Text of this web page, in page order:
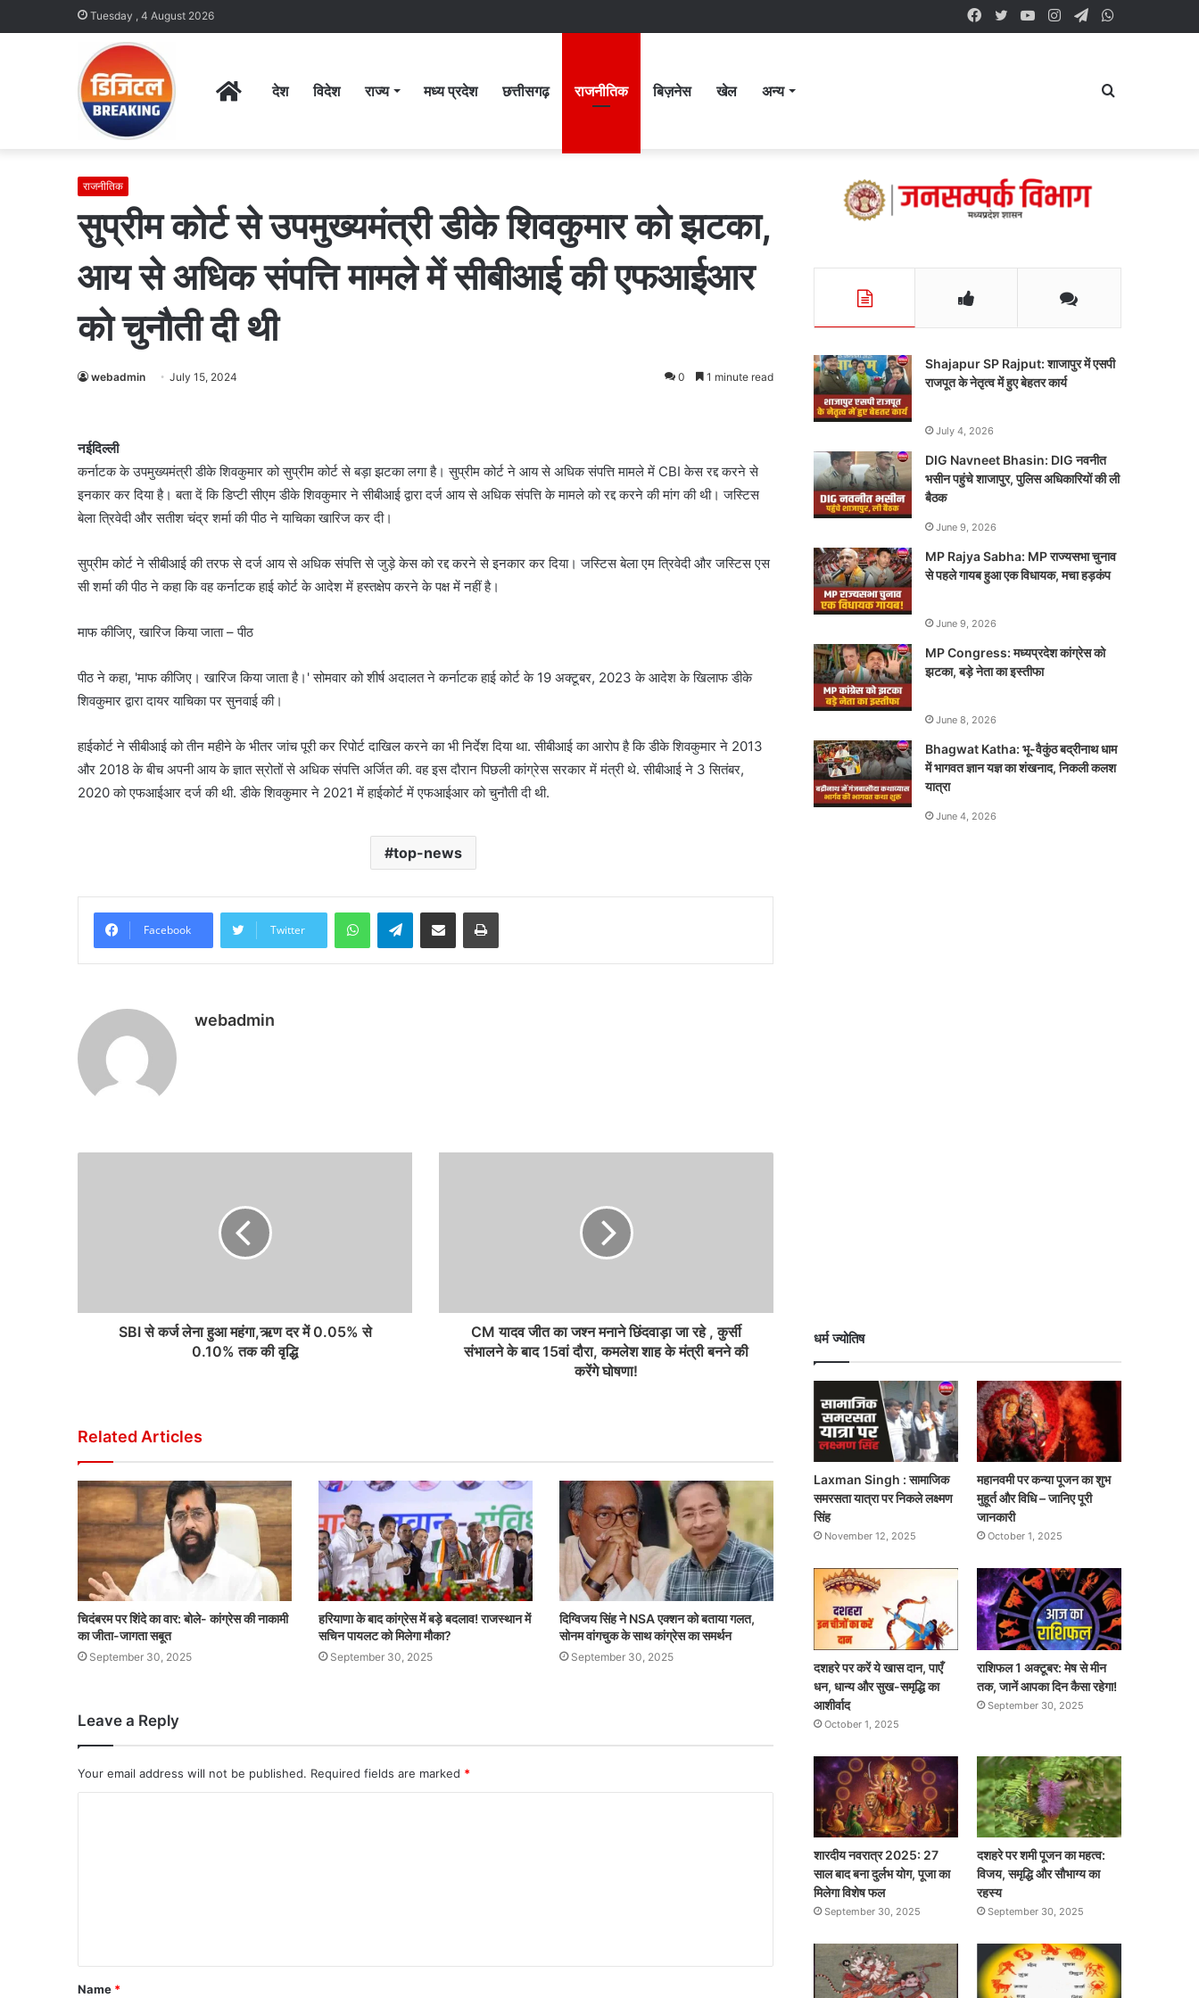
Tuesday , 4 August 2026 Telegram
Instagram
YouTube
Twitter
Facebook
Homeदेश विदेश राज्य मध्य प्रदेश छत्तीसगढ़ राजनीतिक बिज़नेस खेल अन्य Search
राजनीतिक
सुप्रीम कोर्ट से उपमुख्यमंत्री डीके शिवकुमार को झटका,
आय से अधिक संपत्ति मामले में सीबीआई की एफआईआर
को चुनौती दी थी
webadmin July 15, 2024 0 1 minute read
नईदिल्ली
कर्नाटक के उपमुख्यमंत्री डीके शिवकुमार को सुप्रीम कोर्ट से बड़ा झटका लगा है। सुप्रीम कोर्ट ने आय से अधिक संपत्ति मामले में CBI केस रद्द करने से
इनकार कर दिया है। बता दें कि डिप्टी सीएम डीके शिवकुमार ने सीबीआई द्वारा दर्ज आय से अधिक संपत्ति के मामले को रद्द करने की मांग की थी। जस्टिस
बेला त्रिवेदी और सतीश चंद्र शर्मा की पीठ ने याचिका खारिज कर दी।
सुप्रीम कोर्ट ने सीबीआई की तरफ से दर्ज आय से अधिक संपत्ति से जुड़े केस को रद्द करने से इनकार कर दिया। जस्टिस बेला एम त्रिवेदी और जस्टिस एस
सी शर्मा की पीठ ने कहा कि वह कर्नाटक हाई कोर्ट के आदेश में हस्तक्षेप करने के पक्ष में नहीं है।
माफ कीजिए, खारिज किया जाता – पीठ
पीठ ने कहा, 'माफ कीजिए। खारिज किया जाता है।' सोमवार को शीर्ष अदालत ने कर्नाटक हाई कोर्ट के 19 अक्टूबर, 2023 के आदेश के खिलाफ डीके
शिवकुमार द्वारा दायर याचिका पर सुनवाई की।
हाईकोर्ट ने सीबीआई को तीन महीने के भीतर जांच पूरी कर रिपोर्ट दाखिल करने का भी निर्देश दिया था. सीबीआई का आरोप है कि डीके शिवकुमार ने 2013
और 2018 के बीच अपनी आय के ज्ञात स्रोतों से अधिक संपत्ति अर्जित की. वह इस दौरान पिछली कांग्रेस सरकार में मंत्री थे. सीबीआई ने 3 सितंबर,
2020 को एफआईआर दर्ज की थी. डीके शिवकुमार ने 2021 में हाईकोर्ट में एफआईआर को चुनौती दी थी.
top-news
Facebook Twitter
WhatsAppTelegramShare via Email Print
webadmin
SBI से कर्ज लेना हुआ महंगा,ऋण दर में 0.05% से
0.10% तक की वृद्धि
CM यादव जीत का जश्न मनाने छिंदवाड़ा जा रहे , कुर्सी
संभालने के बाद 15वां दौरा, कमलेश शाह के मंत्री बनने की
करेंगे घोषणा!
Related Articles
चिदंबरम पर शिंदे का वार: बोले- कांग्रेस की नाकामी
का जीता-जागता सबूत
September 30, 2025
हरियाणा के बाद कांग्रेस में बड़े बदलाव! राजस्थान में
सचिन पायलट को मिलेगा मौका?
September 30, 2025
दिग्विजय सिंह ने NSA एक्शन को बताया गलत,
सोनम वांगचुक के साथ कांग्रेस का समर्थन
September 30, 2025
Leave a Reply
Your email address will not be published. Required fields are marked *
Name *
Shajapur SP Rajput: शाजापुर में एसपी
राजपूत के नेतृत्व में हुए बेहतर कार्य
July 4, 2026
DIG Navneet Bhasin: DIG नवनीत
भसीन पहुंचे शाजापुर, पुलिस अधिकारियों की ली
बैठक
June 9, 2026
MP Rajya Sabha: MP राज्यसभा चुनाव
से पहले गायब हुआ एक विधायक, मचा हड़कंप
June 9, 2026
MP Congress: मध्यप्रदेश कांग्रेस को
झटका, बड़े नेता का इस्तीफा
June 8, 2026
Bhagwat Katha: भू-वैकुंठ बद्रीनाथ धाम
में भागवत ज्ञान यज्ञ का शंखनाद, निकली कलश
यात्रा
June 4, 2026
धर्म ज्योतिष
Laxman Singh : सामाजिक
समरसता यात्रा पर निकले लक्ष्मण
सिंह
November 12, 2025
महानवमी पर कन्या पूजन का शुभ
मुहूर्त और विधि – जानिए पूरी
जानकारी
October 1, 2025
दशहरे पर करें ये खास दान, पाएँ
धन, धान्य और सुख-समृद्धि का
आशीर्वाद
October 1, 2025
राशिफल 1 अक्टूबर: मेष से मीन
तक, जानें आपका दिन कैसा रहेगा!
September 30, 2025
शारदीय नवरात्र 2025: 27
साल बाद बना दुर्लभ योग, पूजा का
मिलेगा विशेष फल
September 30, 2025
दशहरे पर शमी पूजन का महत्व:
विजय, समृद्धि और सौभाग्य का
रहस्य
September 30, 2025